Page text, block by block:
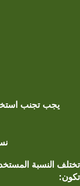
يجب تجنب
تختلف النسبة
تكون: